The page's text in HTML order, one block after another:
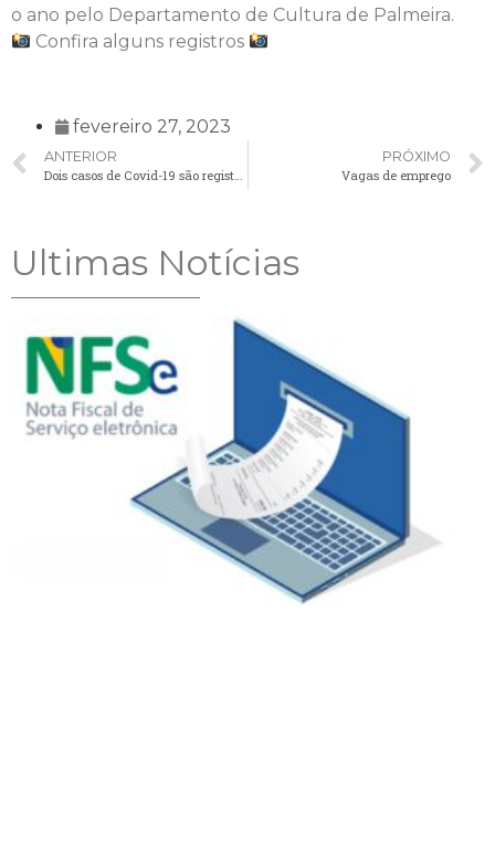
o ano pelo Departamento de Cultura de Palmeira.
Confira alguns registros
fevereiro 27, 2023
ANTERIOR
PRÓXIMO
Vagas de emprego
Ultimas Notícias